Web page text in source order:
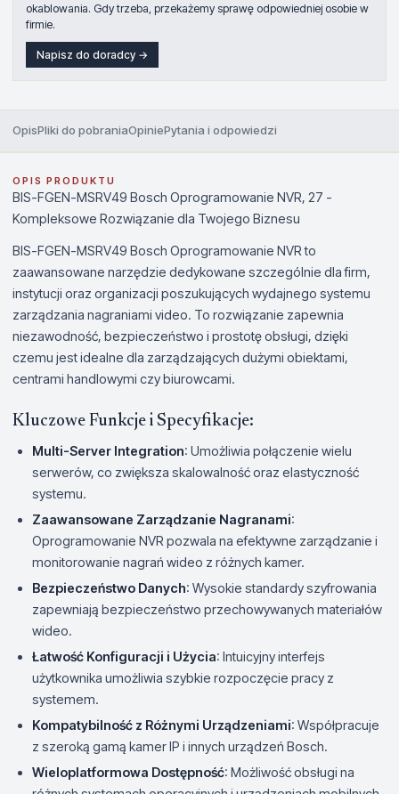
okablowania. Gdy trzeba, przekażemy sprawę odpowiedniej osobie w
firmie.
Napisz do doradcy →
OpisPliki do pobraniaOpiniePytania i odpowiedzi
OPIS PRODUKTU
BIS-FGEN-MSRV49 Bosch Oprogramowanie NVR, 27 -
Kompleksowe Rozwiązanie dla Twojego Biznesu
BIS-FGEN-MSRV49 Bosch Oprogramowanie NVR to
zaawansowane narzędzie dedykowane szczególnie dla firm,
instytucji oraz organizacji poszukujących wydajnego systemu
zarządzania nagraniami video. To rozwiązanie zapewnia
niezawodność, bezpieczeństwo i prostotę obsługi, dzięki
czemu jest idealne dla zarządzających dużymi obiektami,
centrami handlowymi czy biurowcami.
Kluczowe Funkcje i Specyfikacje:
Multi-Server Integration: Umożliwia połączenie wielu
serwerów, co zwiększa skalowalność oraz elastyczność
systemu.
Zaawansowane Zarządzanie Nagranami:
Oprogramowanie NVR pozwala na efektywne zarządzanie i
monitorowanie nagrań wideo z różnych kamer.
Bezpieczeństwo Danych: Wysokie standardy szyfrowania
zapewniają bezpieczeństwo przechowywanych materiałów
wideo.
Łatwość Konfiguracji i Użycia: Intuicyjny interfejs
użytkownika umożliwia szybkie rozpoczęcie pracy z
systemem.
Kompatybilność z Różnymi Urządzeniami: Współpracuje
z szeroką gamą kamer IP i innych urządzeń Bosch.
Wieloplatformowa Dostępność: Możliwość obsługi na